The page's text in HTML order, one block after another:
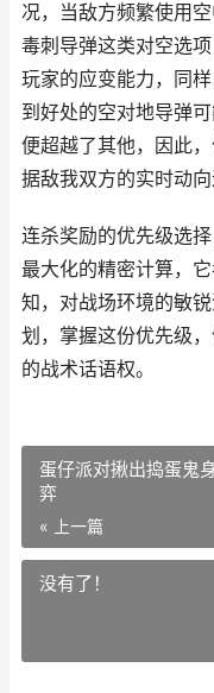
况，当敌方频繁使用
毒刺导弹这类对空选
玩家的应变能力，同
到好处的空对地导弹
便超越了其他，因此
据敌我双方的实时动
连杀奖励的优先级选
最大化的精密计算，
知，对战场环境的敏
划，掌握这份优先级
的战术话语权。
蛋仔派对揪出捣蛋鬼
弈
« 上一篇
没有了！